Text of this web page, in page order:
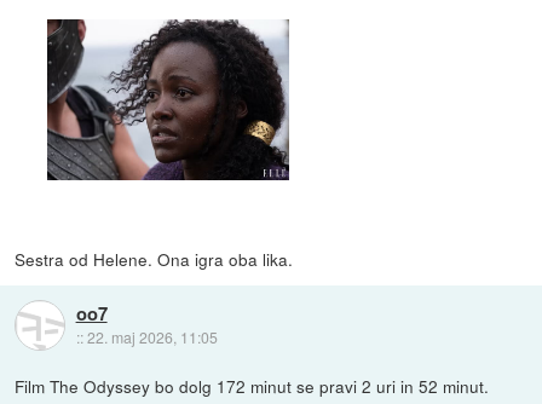
Sestra od Helene. Ona igra oba lika.
oo7
::22. maj 2026, 11:05
Film The Odyssey bo dolg 172 minut se pravi 2 uri in 52 minut.